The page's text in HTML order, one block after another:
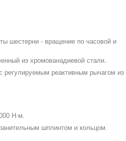
шестерни - вращение по часовой и
из хромованадиевой стали.
реактивным рычагом из
Н·м.
шплинтом и кольцом.